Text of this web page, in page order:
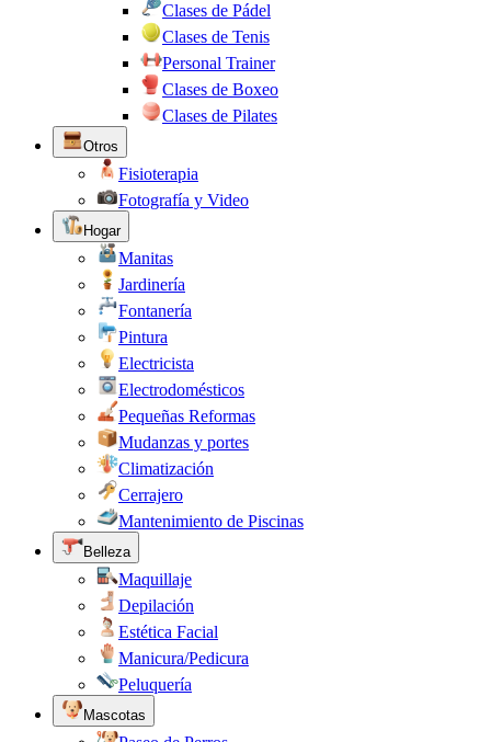
Clases de Pádel
Clases de Tenis
Personal Trainer
Clases de Boxeo
Clases de Pilates
Otros
Fisioterapia
Fotografía y Video
Hogar
Manitas
Jardinería
Fontanería
Pintura
Electricista
Electrodomésticos
Pequeñas Reformas
Mudanzas y portes
Climatización
Cerrajero
Mantenimiento de Piscinas
Belleza
Maquillaje
Depilación
Estética Facial
Manicura/Pedicura
Peluquería
Mascotas